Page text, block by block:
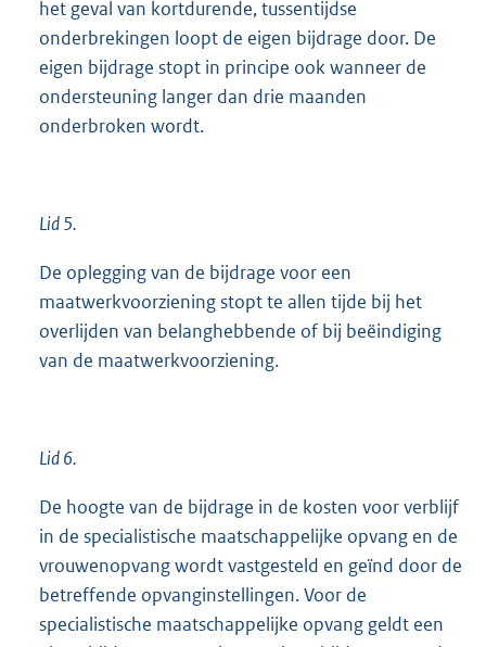
het geval van kortdurende, tussentijdse
onderbrekingen loopt de eigen bijdrage door. De
eigen bijdrage stopt in principe ook wanneer de
ondersteuning langer dan drie maanden
onderbroken wordt.
Lid 5.
De oplegging van de bijdrage voor een
maatwerkvoorziening stopt te allen tijde bij het
overlijden van belanghebbende of bij beëindiging
van de maatwerkvoorziening.
Lid 6.
De hoogte van de bijdrage in de kosten voor verblijf
in de specialistische maatschappelijke opvang en de
vrouwenopvang wordt vastgesteld en geïnd door de
betreffende opvanginstellingen. Voor de
specialistische maatschappelijke opvang geldt een